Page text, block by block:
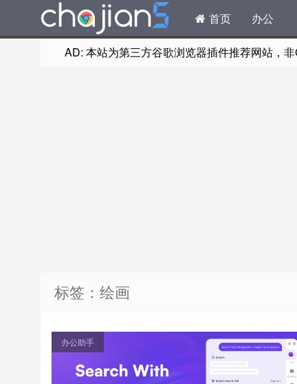
首页 办公
AD: 本站为第三方谷歌浏览器插件推荐网站，非
标签：绘画
办公助手